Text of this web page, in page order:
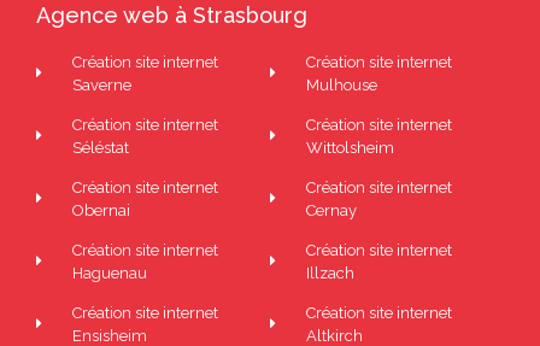
Agence web à Strasbourg
Création site internet
Saverne
Création site internet
Séléstat
Création site internet
Obernai
Création site internet
Haguenau
Création site internet
Ensisheim
Création site internet
Mulhouse
Création site internet
Wittolsheim
Création site internet
Cernay
Création site internet
Illzach
Création site internet
Altkirch